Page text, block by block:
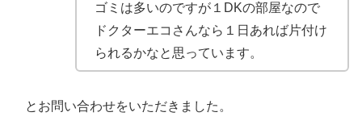
ゴミは多いのですが１DKの部屋なので
ドクターエコさんなら１日あれば片付け
られるかなと思っています。
とお問い合わせをいただきました。